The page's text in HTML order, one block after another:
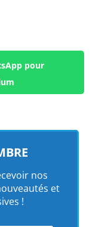
pour
nos
et
!